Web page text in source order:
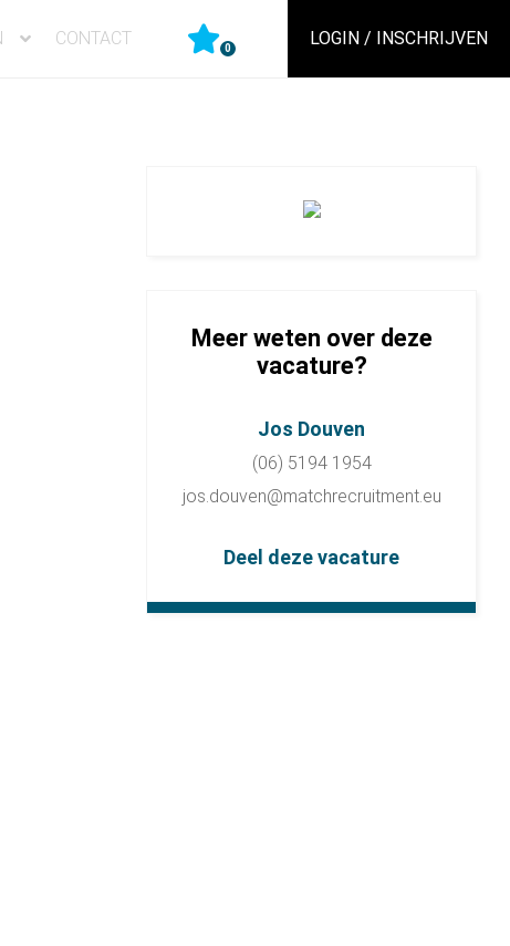
CONTACT 0 LOGIN / INSCHRIJVEN
Meer weten over deze
vacature?
Jos Douven
(06) 5194 1954
jos.douven@matchrecruitment.eu
Deel deze vacature